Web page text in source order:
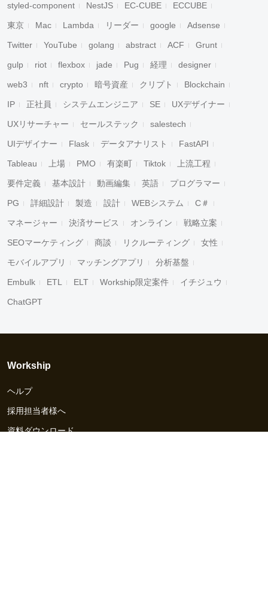
styled-component NestJS EC-CUBE ECCUBE
東京 Mac Lambda リーダー google Adsense
Twitter YouTube golang abstract ACF Grunt
gulp riot flexbox jade Pug 経理 designer
web3 nft crypto 暗号資産 クリプト Blockchain
IP 正社員 システムエンジニア SE UXデザイナー
UXリサーチャー セールステック salestech
UIデザイナー Flask データアナリスト FastAPI
Tableau 上場 PMO 有楽町 Tiktok 上流工程
要件定義 基本設計 動画編集 英語 プログラマー
PG 詳細設計 製造 設計 WEBシステム C＃
マネージャー 決済サービス オンライン 戦略立案
SEOマーケティング 商談 リクルーティング 女性
モバイルアプリ マッチングアプリ 分析基盤
Embulk ETL ELT Workship限定案件 イチジュウ
ChatGPT
Workship
ヘルプ
採用担当者様へ
資料ダウンロード